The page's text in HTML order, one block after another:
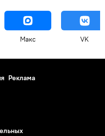
Макс VK
Реклама